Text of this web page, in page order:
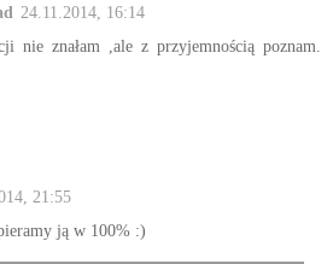
24.11.2014, 16:14
nie znałam ,ale z przyjemnością poznam.
21:55
ją w 100% :)